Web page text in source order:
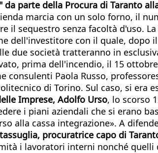
da parte della Procura di Taranto
marcia con un solo forno, il
il sequestro senza facoltà d'uso.
dell'investitore con il quale, dopo
due società tratteranno in
prima dell'incendio, il 15
consulenti Paola Russo,
di Torino. Sul caso, si era
Imprese, Adolfo Urso, lo scorso
i piani aziendali che si erano
alla cassa integrazione». A
procuratrice capo di
i lavoratori interni nonché